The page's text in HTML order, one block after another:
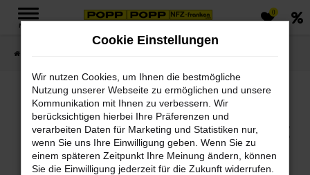
Zum
MENÜ
0
Jetzt PKWs & LKWs in
unserem Fahrzeugmarkt
finden
Cookie Einstellungen
Wir nutzen Cookies, um Ihnen die bestmögliche
Nutzung unserer Webseite zu ermöglichen und unsere
Kommunikation mit Ihnen zu verbessern. Wir
berücksichtigen hierbei Ihre Präferenzen und
verarbeiten Daten für Marketing und Statistiken nur,
wenn Sie uns Ihre Einwilligung geben. Wenn Sie zu
einem späteren Zeitpunkt Ihre Meinung ändern, können
Sie die Einwilligung jederzeit für die Zukunft widerrufen.